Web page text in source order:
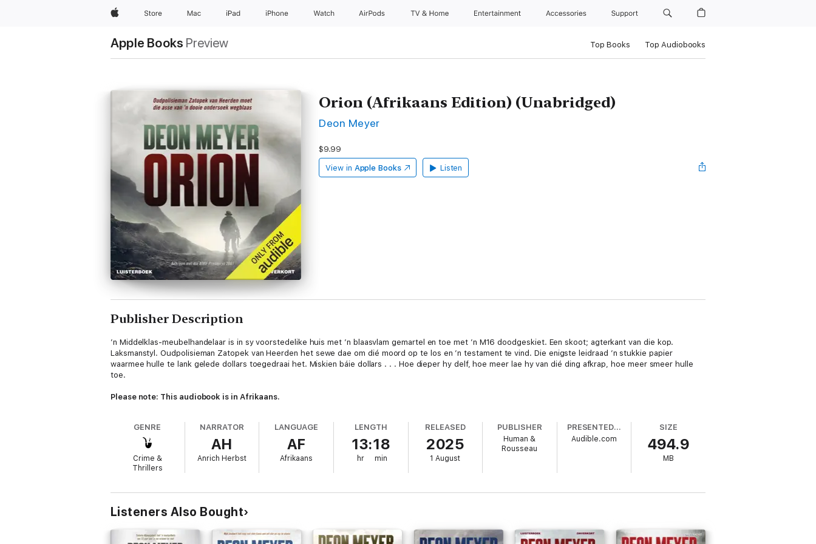
AppleStore Mac iPad iPhone Watch AirPods TV & Home Entertainment Accessories Support
Apple Books Preview Top Books Top Audiobooks
Orion (Afrikaans Edition) (Unabridged)
Deon Meyer
$9.99
View in Apple Books Listen
Publisher Description
’n Middelklas-meubelhandelaar is in sy voorstedelike huis met ’n blaasvlam gemartel en toe met ’n M16 doodgeskiet. Een skoot; agterkant van die kop.
Laksmanstyl. Oudpolisieman Zatopek van Heerden het sewe dae om dié moord op te los en ’n testament te vind. Die enigste leidraad ’n stukkie papier
waarmee hulle te lank gelede dollars toegedraai het. Miskien báie dollars . . . Hoe dieper hy delf, hoe meer lae hy van dié ding afkrap, hoe meer smeer hulle
toe.
Please note: This audiobook is in Afrikaans.
GENRE
Crime &
Thrillers
NARRATOR
AH
Anrich Herbst
LANGUAGE
AF
Afrikaans
LENGTH
13:18
hr min
RELEASED
2025
1 August
PUBLISHER
Human &
Rousseau
PRESENTED BY
Audible.com
SIZE
494.9
MB
Listeners Also Bought